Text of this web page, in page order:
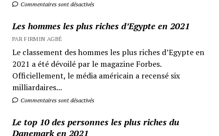
Commentaires sont désactivés
Les hommes les plus riches d’Egypte en 2021
PAR FIRMIN AGBÉ
Le classement des hommes les plus riches d’Egypte en
2021 a été dévoilé par le magazine Forbes.
Officiellement, le média américain a recensé six
milliardaires...
Commentaires sont désactivés
Le top 10 des personnes les plus riches du
Danemark en 2021